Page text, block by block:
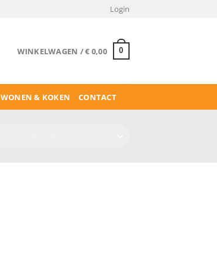
Login
WINKELWAGEN /€ 0,00 0
WONEN & KOKEN CONTACT